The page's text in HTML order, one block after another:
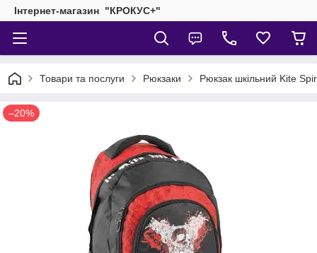
Інтернет-магазин "КРОКУС+"
Товари та послуги Рюкзаки Рюкзак шкільний Kite
–20%